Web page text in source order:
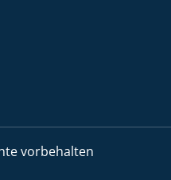
vorbehalten